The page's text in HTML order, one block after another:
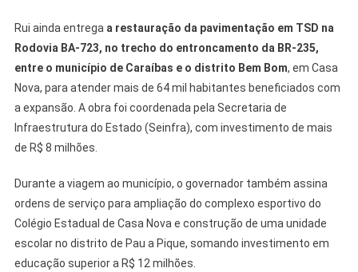
Rui ainda entregaa restauração da pavimentação em TSD na
Rodovia BA-723, no trecho do entroncamento da BR-235,
entre o município de Caraíbas e o distrito Bem Bom, em Casa
Nova, para atender mais de 64 mil habitantes beneficiados com
a expansão. A obra foi coordenada pela Secretaria de
Infraestrutura do Estado (Seinfra), com investimento de mais
de R$ 8 milhões.
Durante a viagem ao município, o governador também assina
ordens de serviço para ampliação do complexo esportivo do
Colégio Estadual de Casa Nova e construção de uma unidade
escolar no distrito de Pau a Pique, somando investimento em
educação superior a R$ 12 milhões.